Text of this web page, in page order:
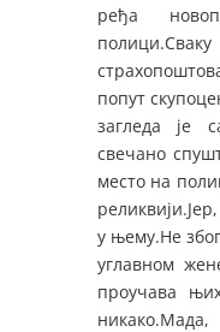
ређа
попут
загледа је
свечано
место на
у њему.Не
углавном
проучава